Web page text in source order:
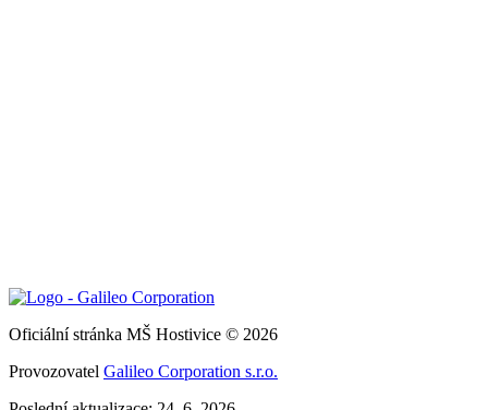
Oficiální stránka MŠ Hostivice © 2026
Provozovatel Galileo Corporation s.r.o.